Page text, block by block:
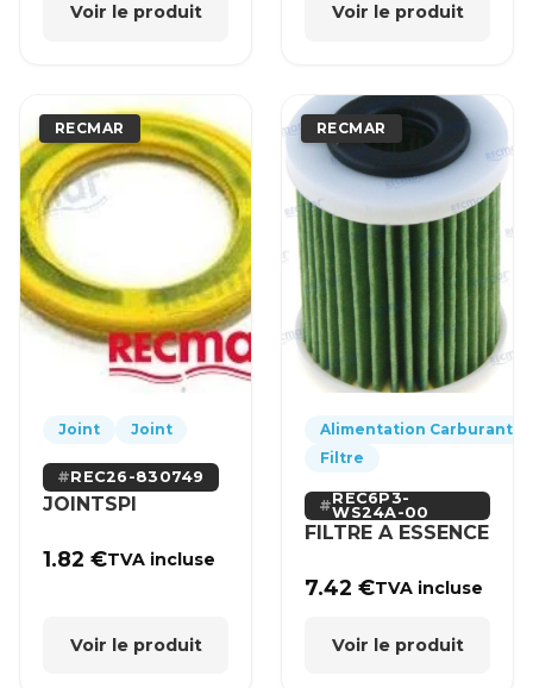
Voir le produit Voir le produit
RECMAR
Joint Joint
REC26-830749
JOINTSPI
1.82€TVA incluse
Voir le produit
RECMAR
Alimentation Carburant
Filtre
REC6P3-
WS24A-00
FILTRE A ESSENCE
7.42€TVA incluse
Voir le produit